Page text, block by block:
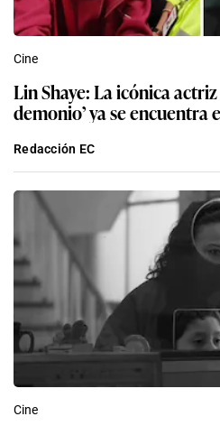
Cine
Lin Shaye: La icónica
demonio’ ya se encuentra
Redacción EC
Cine